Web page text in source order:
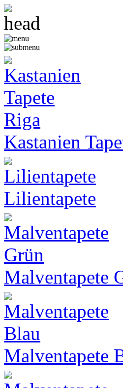
Kastanien
Lilientapete
Malventapete
Malventapete